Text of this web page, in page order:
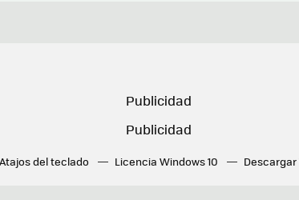
Atajos del teclado Licencia Windows 10 Descargar